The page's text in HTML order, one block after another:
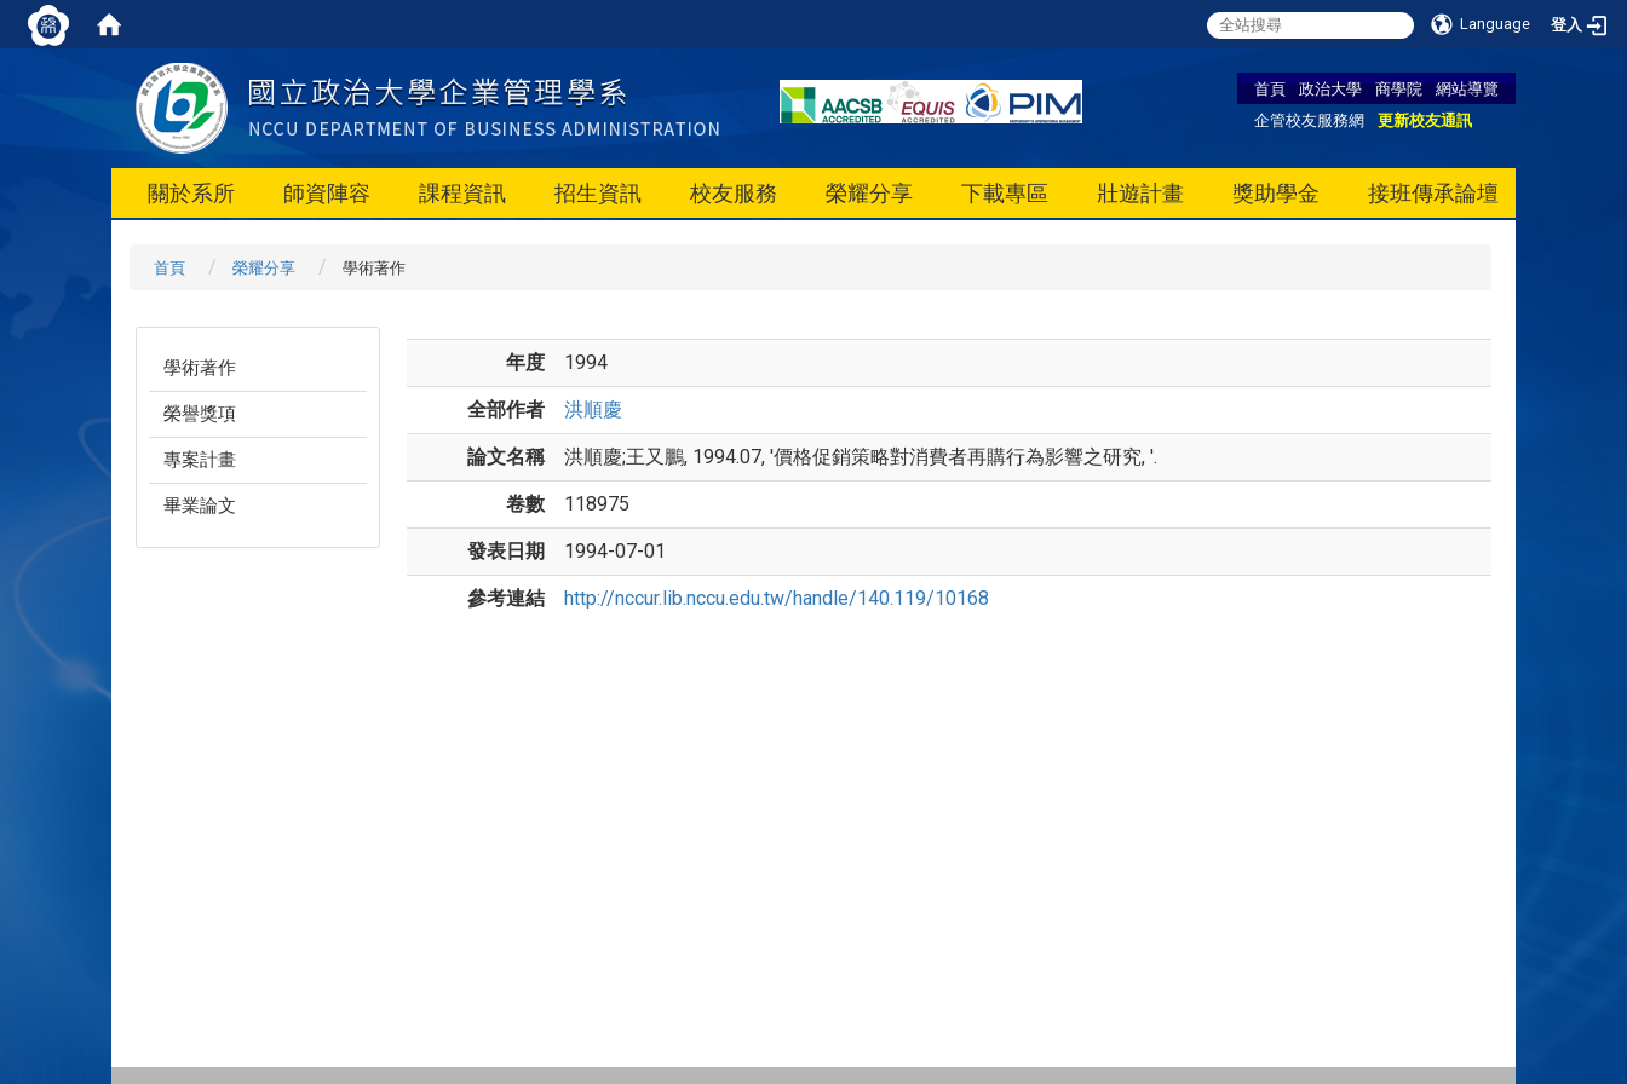
Language 登入
首頁 政治大學 商學院
網站導覽
企管校友服務網
更新校友通訊
關於系所 師資陣容 課程資訊 招生資訊 校友服務 榮耀分享 下載專區 壯遊計畫 獎助學金 接班傳承論壇
首頁 榮耀分享 學術著作
學術著作
榮譽獎項
專案計畫
畢業論文
年度 1994
全部作者 洪順慶
論文名稱 洪順慶;王又鵬, 1994.07, '價格促銷策略對消費者再購行為影響之研究, '.
卷數 118975
發表日期 1994-07-01
參考連結 http://nccur.lib.nccu.edu.tw/handle/140.119/10168